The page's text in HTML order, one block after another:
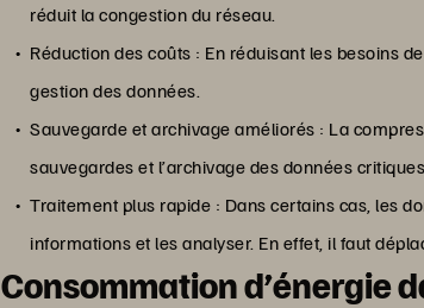
réduit la congestion du réseau.
Réduction des coûts : En réduisant les besoins
gestion des données.
Sauvegarde et archivage améliorés : La
sauvegardes et l’archivage des données
Traitement plus rapide : Dans certains cas, les
informations et les analyser. En effet, il faut
Consommation d’énergie